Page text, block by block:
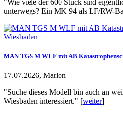
"Wie viele der 600 Stück sind
unterwegs? Ein MK 94 als LF/RW-
MAN TGS M WLF mit AB
17.07.2026, Marlon
"Suche dieses Modell bin auch an
Wiesbaden interessiert." [weiter]